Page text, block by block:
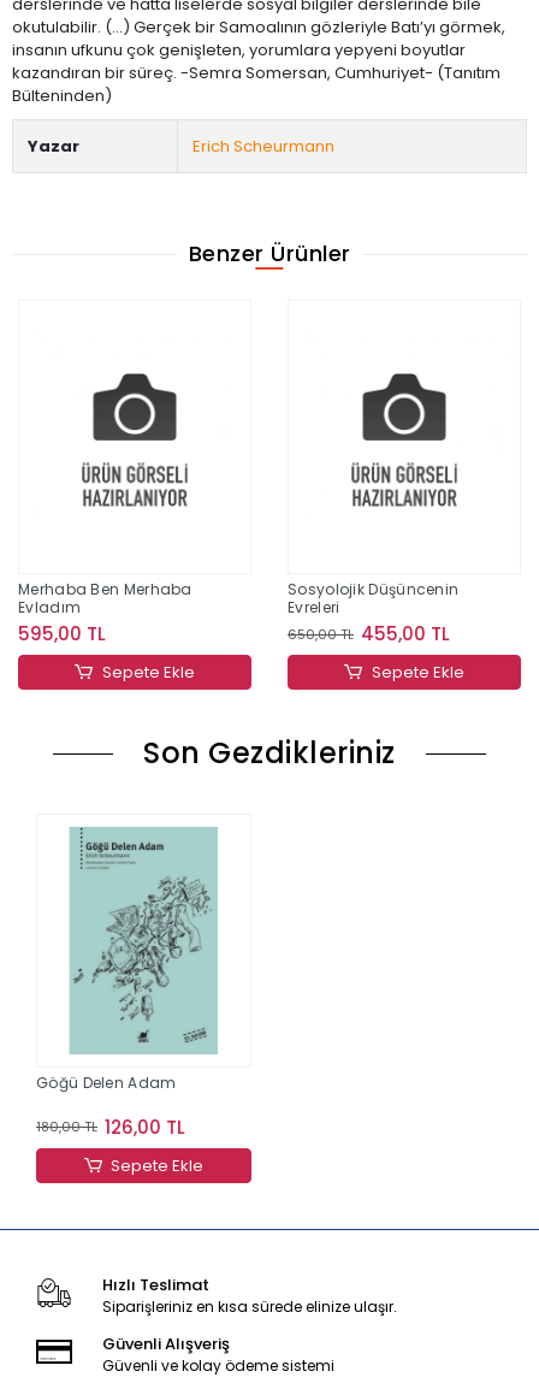
okutulabilir. (...) Gerçek bir Samoalının gözleriyle Batı’yı görmek,
insanın ufkunu çok genişleten, yorumlara yepyeni boyutlar
kazandıran bir süreç. -Semra Somersan, Cumhuriyet- (Tanıtım
Bülteninden)
Yazar Erich Scheurmann
Benzer Ürünler
Merhaba Ben Merhaba
Evladım
595,00 TL
Sepete Ekle
Sosyolojik Düşüncenin
Evreleri
650,00 TL 455,00 TL
Sepete Ekle
Son Gezdikleriniz
Göğü Delen Adam
180,00 TL 126,00 TL
Sepete Ekle
Hızlı Teslimat
Siparişleriniz en kısa sürede elinize ulaşır.
Güvenli Alışveriş
Güvenli ve kolay ödeme sistemi